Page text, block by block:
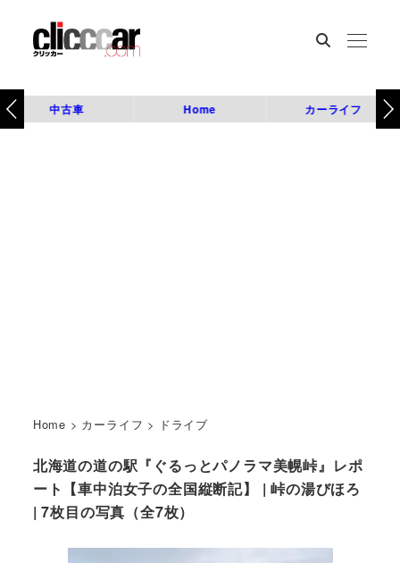
中古車 Home カーライフ
Home > カーライフ > ドライブ
北海道の道の駅『ぐるっとパノラマ美幌峠』レポ
ート【車中泊女子の全国縦断記】 | 峠の湯びほろ
| 7枚目の写真（全7枚）